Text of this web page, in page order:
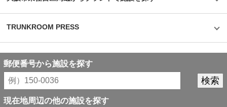
TRUNKROOM PRESS
郵便番号から施設を探す
現在地周辺の他の施設を探す